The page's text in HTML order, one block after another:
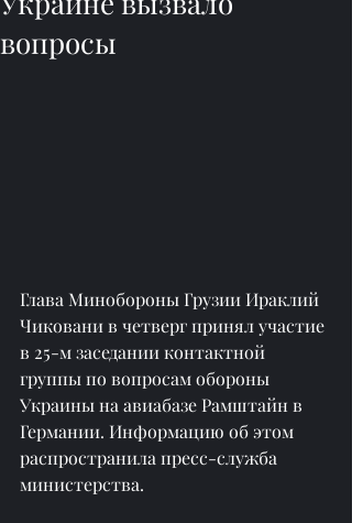
вопросы
Глава Минобороны Грузии Ираклий
Чиковани в четверг принял участие
в 25-м заседании контактной
группы по вопросам обороны
Украины на авиабазе Рамштайн в
Германии. Информацию об этом
распространила пресс-служба
министерства.